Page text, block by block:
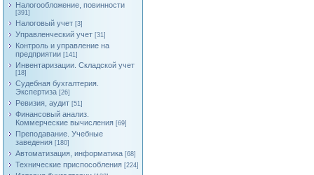
Налогообложение, повинности
[391]
Налоговый учет [3]
Управленческий учет [31]
Контроль и управление на
предприятии [141]
Инвентаризации. Складской учет
[18]
Судебная бухгалтерия.
Экспертиза [26]
Ревизия, аудит [51]
Финансовый анализ.
Коммерческие вычисления [69]
Преподавание. Учебные
заведения [180]
Автоматизация, информатика [68]
Технические приспособления [224]